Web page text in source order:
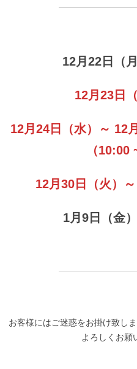
12月22日（
12月23日
12月24日（水）～ 12
（10:00
12月30日（火）
1月9日（金
お客様にはご迷惑をお掛け致し
よろしくお願